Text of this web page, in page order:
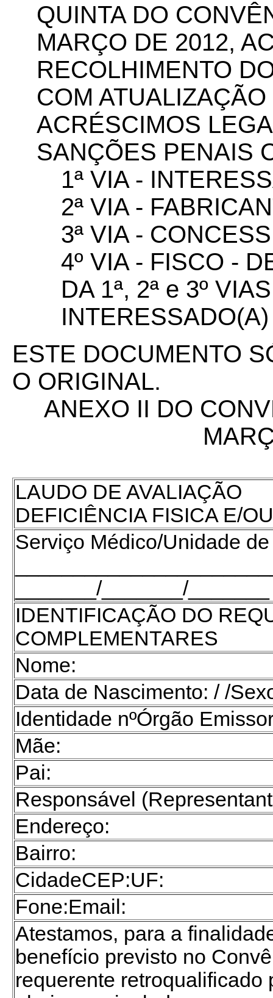
QUINTA DO
MARÇO DE 2012,
RECOLHIMENTO
COM
ACRÉSCIMOS
SANÇÕES PENAIS
1ª VIA -
2ª VIA -
3ª VIA -
4º VIA - FISCO -
DA 1ª, 2ª e 3º
INTERESSADO(A)
ESTE DOCUMENTO
O ORIGINAL.
ANEXO II DO
LAUDO DE AVALIAÇÃO
DEFICIÊNCIA FISICA E/
Serviço Médico/Unidade
_______/_______/_______
IDENTIFICAÇÃO DO
COMPLEMENTARES
Nome:
Data de Nascimento: / /
Identidade nºÓrgão
Mãe:
Pai:
Responsável
Endereço:
Bairro:
CidadeCEP:UF:
Fone:Email:
Atestamos, para a
benefício previsto no
requerente retroqualificado